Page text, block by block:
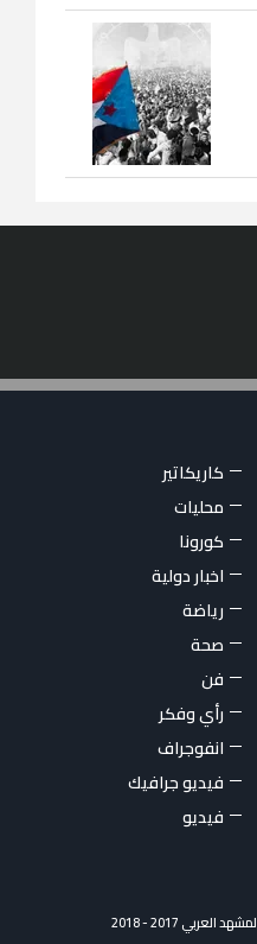
كاريكاتير
محليات
كورونا
اخبار دولية
رياضة
صحة
فن
رأي وفكر
انفوجراف
فيديو جرافيك
فيديو
2017 - 2018